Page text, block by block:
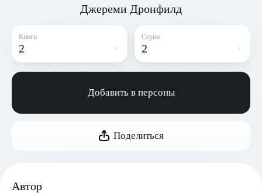
Джереми Дронфилд
Книги
2
Серии
2
Добавить в персоны
Поделиться
Автор